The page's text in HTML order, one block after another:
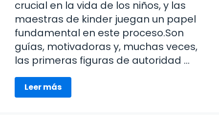
crucial en la vida de los niños, y las
maestras de kinder juegan un papel
fundamental en este proceso.Son
guías, motivadoras y, muchas veces,
las primeras figuras de autoridad …
Leer más